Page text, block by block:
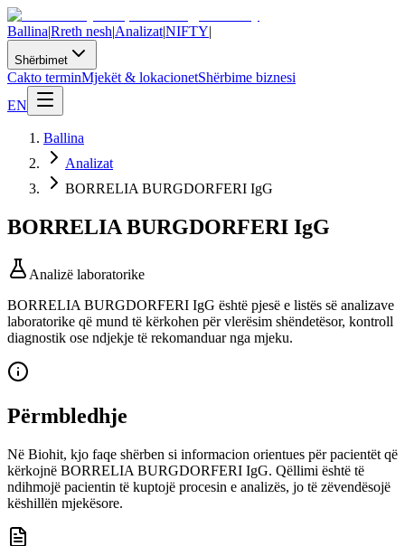
Ballina|Rreth nesh|Analizat|NIFTY|
Shërbimet
Cakto terminMjekët & lokacionetShërbime biznesi
EN
Ballina
Analizat
BORRELIA BURGDORFERI IgG
BORRELIA BURGDORFERI IgG
Analizë laboratorike
BORRELIA BURGDORFERI IgG është pjesë e listës së analizave
laboratorike që mund të kërkohen për vlerësim shëndetësor, kontroll
diagnostik ose ndjekje të rekomanduar nga mjeku.
Përmbledhje
Në Biohit, kjo faqe shërben si informacion orientues për pacientët që
kërkojnë BORRELIA BURGDORFERI IgG. Qëllimi është të
ndihmojë pacientin të kuptojë procesin e analizës, jo të zëvendësojë
këshillën mjekësore.